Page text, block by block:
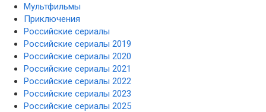
Мультфильмы
Приключения
Российские сериалы
Российские сериалы 2019
Российские сериалы 2020
Российские сериалы 2021
Российские сериалы 2022
Российские сериалы 2023
Российские сериалы 2025